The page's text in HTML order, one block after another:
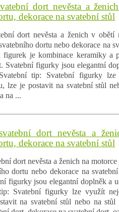
dort nevěsta a
dekorace na svatební stůl
dort nevěsta a ženich v obětí
dortu nebo dekorace na
figurek je kombinace keramiky a
Svatební figurky jsou elegantní
tip: Svatební figurky
lze je postavit na svatební stůl
na ...
dort nevěsta a
dekorace na svatební stůl
dort nevěsta a ženich na
dortu nebo dekorace na
figurky jsou elegantní doplněk a
Svatební figurky lze využít
na svatební stůl nebo na stůl